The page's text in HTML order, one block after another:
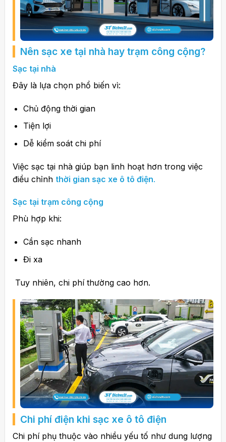
Nên sạc xe tại nhà hay trạm công cộng?
Sạc tại nhà
Đây là lựa chọn phổ biến vì:
Chủ động thời gian
Tiện lợi
Dễ kiểm soát chi phí
Việc sạc tại nhà giúp bạn linh hoạt hơn trong việc
điều chỉnh thời gian sạc xe ô tô điện.
Sạc tại trạm công cộng
Phù hợp khi:
Cần sạc nhanh
Đi xa
Tuy nhiên, chi phí thường cao hơn.
Chi phí điện khi sạc xe ô tô điện
Chi phí phụ thuộc vào nhiều yếu tố như dung lượng